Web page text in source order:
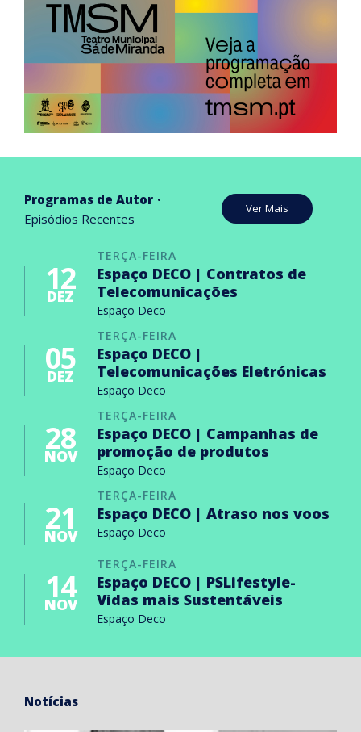
Programas de Autor
Episódios Recentes
Ver Mais
TERÇA-FEIRA
12
DEZ
Espaço DECO | Contratos de
Telecomunicações
Espaço Deco
TERÇA-FEIRA
05
DEZ
Espaço DECO |
Telecomunicações Eletrónicas
Espaço Deco
TERÇA-FEIRA
28
NOV
Espaço DECO | Campanhas de
promoção de produtos
Espaço Deco
TERÇA-FEIRA
21
NOV
Espaço DECO | Atraso nos voos
Espaço Deco
TERÇA-FEIRA
14
NOV
Espaço DECO | PSLifestyle-
Vidas mais Sustentáveis
Espaço Deco
Notícias